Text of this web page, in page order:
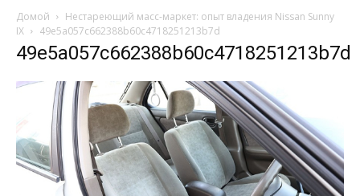
Домой
Нестареющий масс-маркет: опыт владения Nissan Sunny
IX
49e5a057c662388b60c4718251213b7d
49e5a057c662388b60c4718251213b7d